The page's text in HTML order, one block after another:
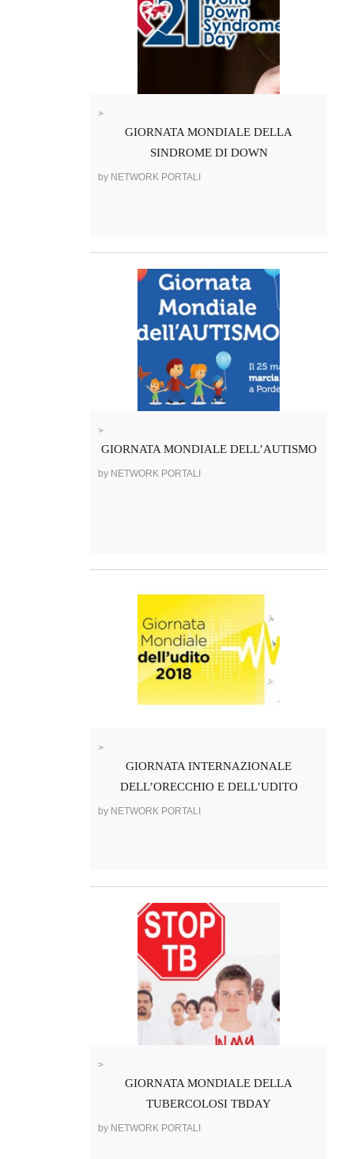
>
GIORNATA MONDIALE DELLA
SINDROME DI DOWN
by NETWORK PORTALI
>
GIORNATA MONDIALE DELL’AUTISMO
by NETWORK PORTALI
>
GIORNATA INTERNAZIONALE
DELL’ORECCHIO E DELL’UDITO
by NETWORK PORTALI
>
GIORNATA MONDIALE DELLA
TUBERCOLOSI TBDAY
by NETWORK PORTALI